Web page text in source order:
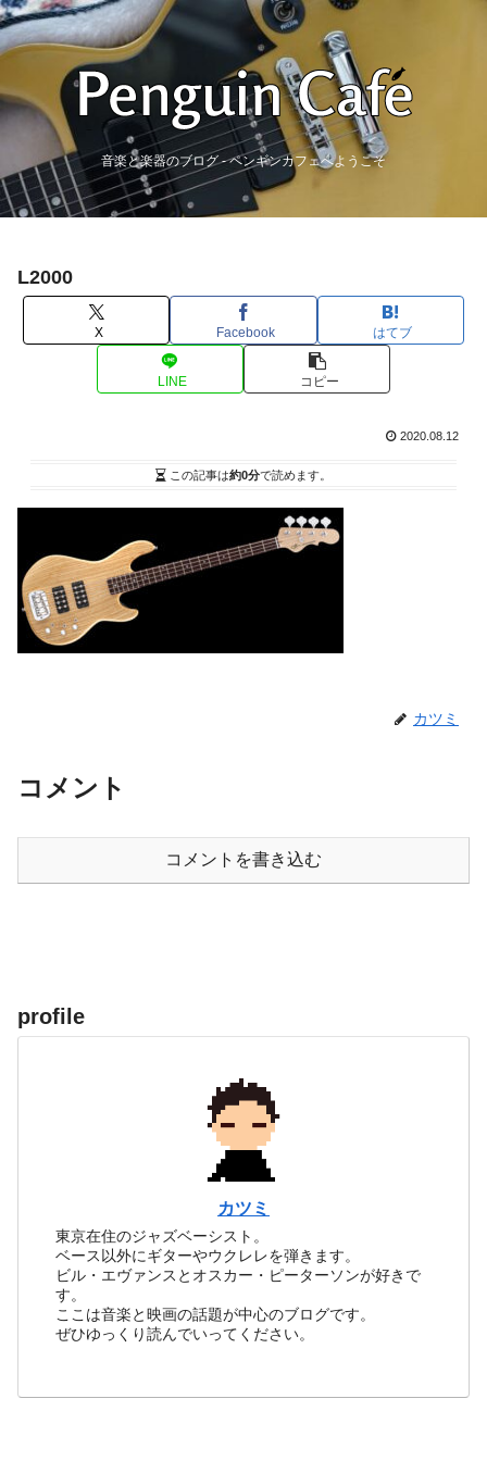
音楽と楽器のブログ - ペンギンカフェへようこそ
L2000
X Facebook はてブ
LINE コピー
2020.08.12
この記事は約0分で読めます。
カツミ
コメント
コメントを書き込む
profile
カツミ
東京在住のジャズベーシスト。
ベース以外にギターやウクレレを弾きます。
ビル・エヴァンスとオスカー・ピーターソンが好きで
す。
ここは音楽と映画の話題が中心のブログです。
ぜひゆっくり読んでいってください。